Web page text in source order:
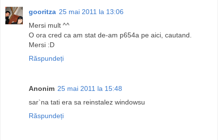
gooritza 25 mai 2011 la 13:06
Mersi mult ^^
O ora cred ca am stat de-am p654a pe aici, cautand.
Mersi :D
Răspundeți
Anonim 25 mai 2011 la 15:48
sar`na tati era sa reinstalez windowsu
Răspundeți